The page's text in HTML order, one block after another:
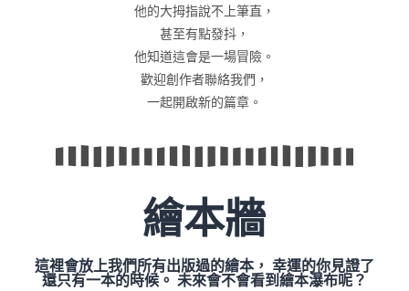
他的大拇指說不上筆直，
甚至有點發抖，
他知道這會是一場冒險。
歡迎創作者聯絡我們，
一起開啟新的篇章。
繪本牆
這裡會放上我們所有出版過的繪本， 幸運的你見證了
還只有一本的時候。 未來會不會看到繪本瀑布呢？